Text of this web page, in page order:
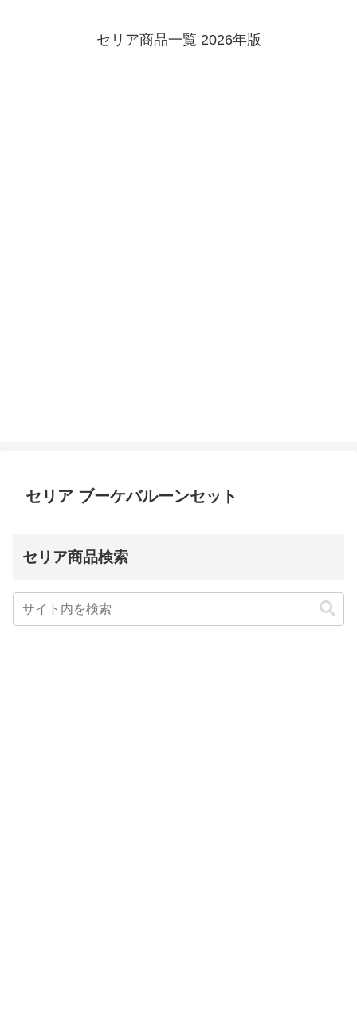
セリア商品一覧 2026年版
セリア ブーケバルーンセット
セリア商品検索